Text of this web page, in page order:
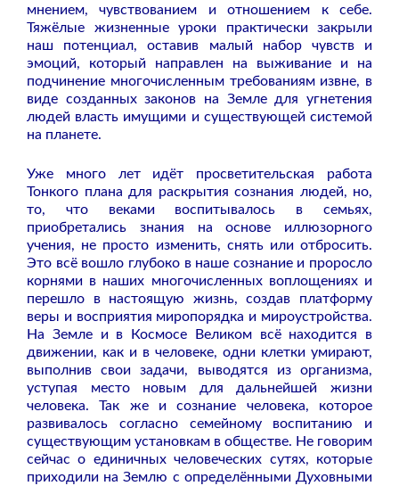
мнением, чувствованием и отношением к себе.
Тяжёлые жизненные уроки практически закрыли
наш потенциал, оставив малый набор чувств и
эмоций, который направлен на выживание и на
подчинение многочисленным требованиям извне, в
виде созданных законов на Земле для угнетения
людей власть имущими и существующей системой
на планете.
Уже много лет идёт просветительская работа
Тонкого плана для раскрытия сознания людей, но,
то, что веками воспитывалось в семьях,
приобретались знания на основе иллюзорного
учения, не просто изменить, снять или отбросить.
Это всё вошло глубоко в наше сознание и проросло
корнями в наших многочисленных воплощениях и
перешло в настоящую жизнь, создав платформу
веры и восприятия миропорядка и мироустройства.
На Земле и в Космосе Великом всё находится в
движении, как и в человеке, одни клетки умирают,
выполнив свои задачи, выводятся из организма,
уступая место новым для дальнейшей жизни
человека. Так же и сознание человека, которое
развивалось согласно семейному воспитанию и
существующим установкам в обществе. Не говорим
сейчас о единичных человеческих сутях, которые
приходили на Землю с определёнными Духовными